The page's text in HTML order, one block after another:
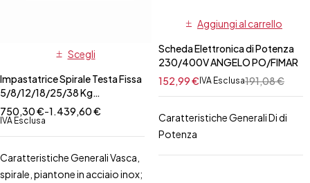
Scegli
Impastatrice Spirale Testa Fissa
5/8/12/18/25/38 Kg
Mono/TRIfase
750,30€-1.439,60€
IVA Esclusa
Caratteristiche Generali Vasca,
spirale, piantone in acciaio inox;
Aggiungi al carrello
Scheda Elettronica di Potenza
230/400V ANGELO PO/FIMAR
191,08€
152,99€ IVA Esclusa
Caratteristiche Generali Di di
Potenza